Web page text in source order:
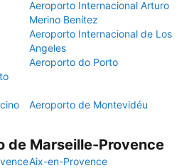
Aeroporto Internacional Arturo
Merino Benítez
Aeroporto Internacional de Los
Angeles
Aeroporto do Porto
Aeroporto de Montevidéu
de Marseille-Provence
Aix-en-Provence